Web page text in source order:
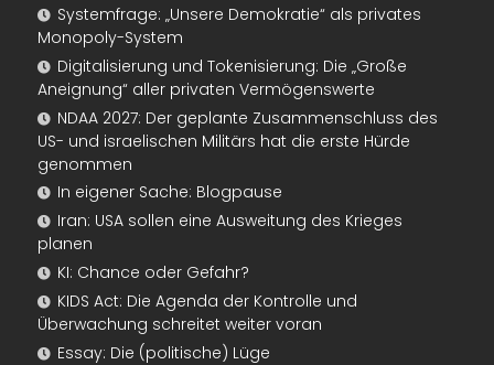
Systemfrage: „Unsere Demokratie“ als privates
Monopoly-System
Digitalisierung und Tokenisierung: Die „Große
Aneignung“ aller privaten Vermögenswerte
NDAA 2027: Der geplante Zusammenschluss des
US- und israelischen Militärs hat die erste Hürde
genommen
In eigener Sache: Blogpause
Iran: USA sollen eine Ausweitung des Krieges
planen
KI: Chance oder Gefahr?
KIDS Act: Die Agenda der Kontrolle und
Überwachung schreitet weiter voran
Essay: Die (politische) Lüge